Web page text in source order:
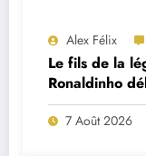
Alex Félix
Le fils de la
Ronaldinho
7 Août 2026